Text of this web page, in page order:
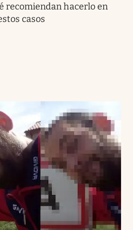
recomiendan hacerlo en
casos